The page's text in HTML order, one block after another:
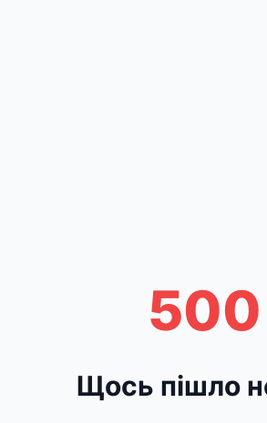
500
Щось пішло